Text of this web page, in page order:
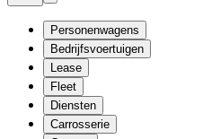
Personenwagens
Bedrijfsvoertuigen
Lease
Fleet
Diensten
Carrosserie